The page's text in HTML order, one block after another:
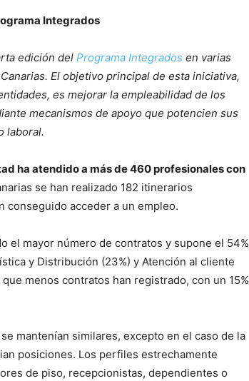
Integrados
edición del Programa Integrados en varias
El objetivo principal de esta iniciativa,
es mejorar la empleabilidad de los
mecanismos de apoyo que potencien sus
laboral.
ha atendido a más de 460 profesionales con
se han realizado 182 itinerarios
conseguido acceder a un empleo.
el mayor número de contratos y supone el 54%
y Distribución (23%) y Atención al cliente
menos contratos han registrado, con un 15%
mantenían similares, excepto en el caso de la
posiciones. Los perfiles estrechamente
de piso, recepcionistas, dependientes o